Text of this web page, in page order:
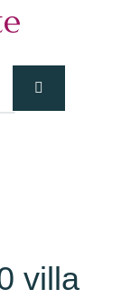
villa